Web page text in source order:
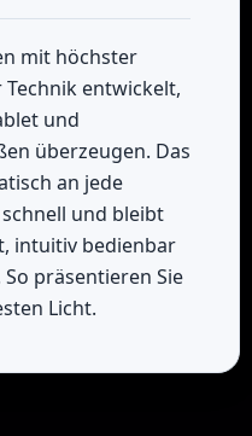
mit höchster
entwickelt,
und
überzeugen. Das
an jede
und bleibt
intuitiv bedienbar
präsentieren Sie
Licht.